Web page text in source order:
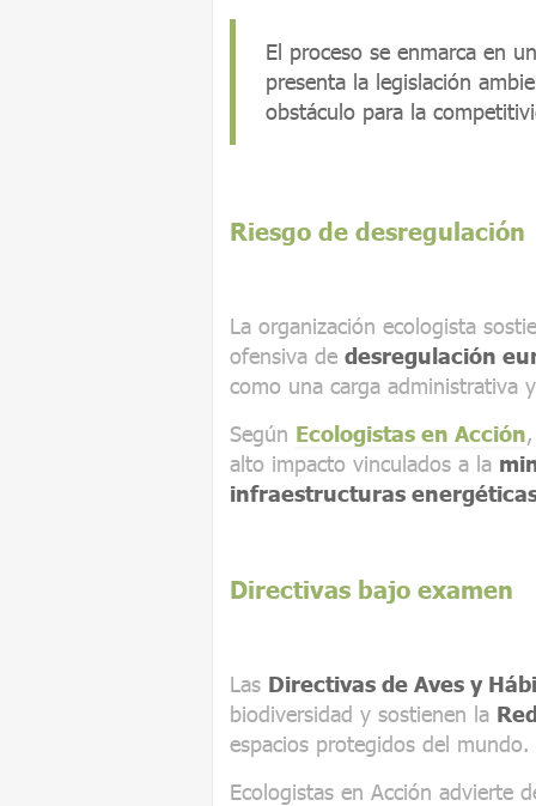
El proceso se enmarca en
presenta la legislación
obstáculo para la
Riesgo de desregulación
La organización ecologista
ofensiva de desregulación
como una carga administrativa
Según Ecologistas en Acción
alto impacto vinculados a la
infraestructuras
Directivas bajo examen
Las Directivas de Aves y
biodiversidad y sostienen la
espacios protegidos del mundo.
Ecologistas en Acción advierte